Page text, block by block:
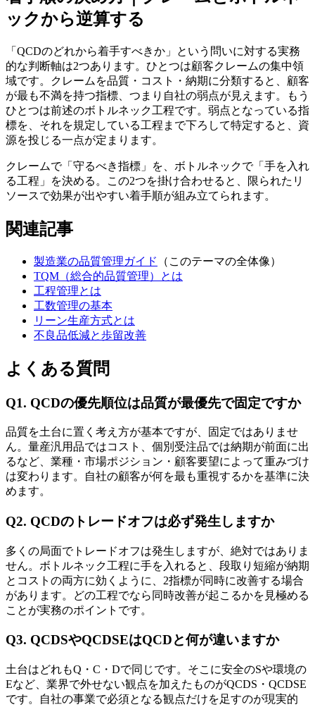
ックから逆算する
「QCDのどれから着手すべきか」という問いに対する実務
的な判断軸は2つあります。ひとつは顧客クレームの集中領
域です。クレームを品質・コスト・納期に分類すると、顧客
が最も不満を持つ指標、つまり自社の弱点が見えます。もう
ひとつは前述のボトルネック工程です。弱点となっている指
標を、それを規定している工程まで下ろして特定すると、資
源を投じる一点が定まります。
クレームで「守るべき指標」を、ボトルネックで「手を入れ
る工程」を決める。この2つを掛け合わせると、限られたリ
ソースで効果が出やすい着手順が組み立てられます。
関連記事
製造業の品質管理ガイド
（このテーマの全体像）
TQM（総合的品質管理）とは
工程管理とは
工数管理の基本
リーン生産方式とは
不良品低減と歩留改善
よくある質問
Q1. QCDの優先順位は品質が最優先で固定ですか
品質を土台に置く考え方が基本ですが、固定ではありませ
ん。量産汎用品ではコスト、個別受注品では納期が前面に出
るなど、業種・市場ポジション・顧客要望によって重みづけ
は変わります。自社の顧客が何を最も重視するかを基準に決
めます。
Q2. QCDのトレードオフは必ず発生しますか
多くの局面でトレードオフは発生しますが、絶対ではありま
せん。ボトルネック工程に手を入れると、段取り短縮が納期
とコストの両方に効くように、2指標が同時に改善する場合
があります。どの工程でなら同時改善が起こるかを見極める
ことが実務のポイントです。
Q3. QCDSやQCDSEはQCDと何が違いますか
土台はどれもQ・C・Dで同じです。そこに安全のSや環境の
Eなど、業界で外せない観点を加えたものがQCDS・QCDSE
です。自社の事業で必須となる観点だけを足すのが現実的